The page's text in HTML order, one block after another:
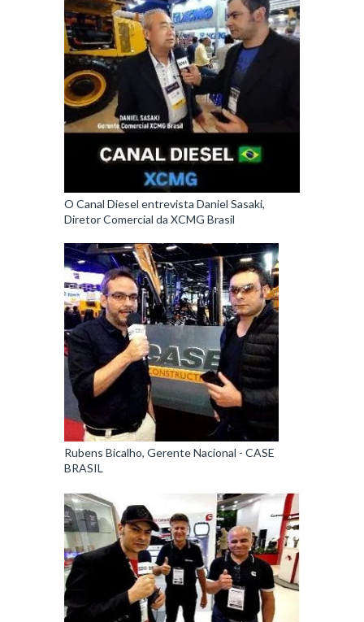
O Canal Diesel entrevista Daniel Sasaki,
Diretor Comercial da XCMG Brasil
Rubens Bicalho, Gerente Nacional - CASE
BRASIL